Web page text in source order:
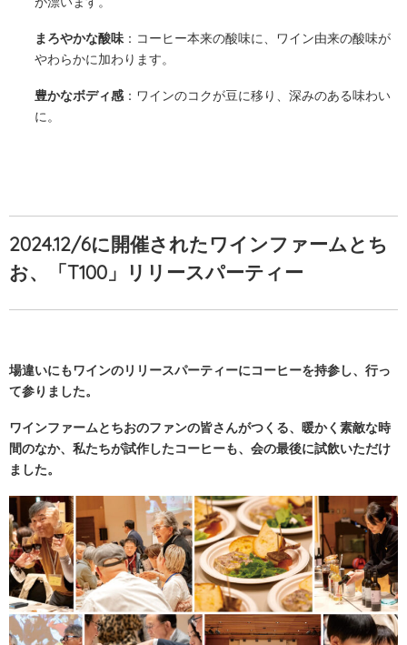
まろやかな酸味：コーヒー本来の酸味に、ワイン由来の酸味が
やわらかに加わります。
豊かなボディ感 ：ワインのコクが豆に移り、深みのある味わい
に。
2024.12/6に開催されたワインファームとち
お、「T100」リリースパーティー
場違いにもワインのリリースパーティーにコーヒーを持参し、行っ
て参りました。
ワインファームとちおのファンの皆さんがつくる、暖かく素敵な時
間のなか、私たちが試作したコーヒーも、会の最後に試飲いただけ
ました。